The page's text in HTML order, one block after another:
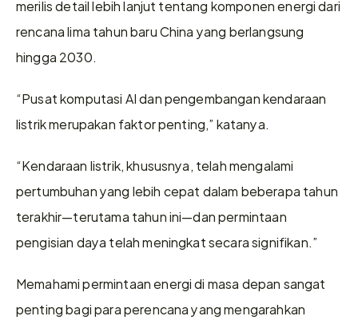
merilis detail lebih lanjut tentang komponen energi dari
rencana lima tahun baru China yang berlangsung
hingga 2030.
“Pusat komputasi AI dan pengembangan kendaraan
listrik merupakan faktor penting,” katanya.
“Kendaraan listrik, khususnya, telah mengalami
pertumbuhan yang lebih cepat dalam beberapa tahun
terakhir—terutama tahun ini—dan permintaan
pengisian daya telah meningkat secara signifikan.”
Memahami permintaan energi di masa depan sangat
penting bagi para perencana yang mengarahkan